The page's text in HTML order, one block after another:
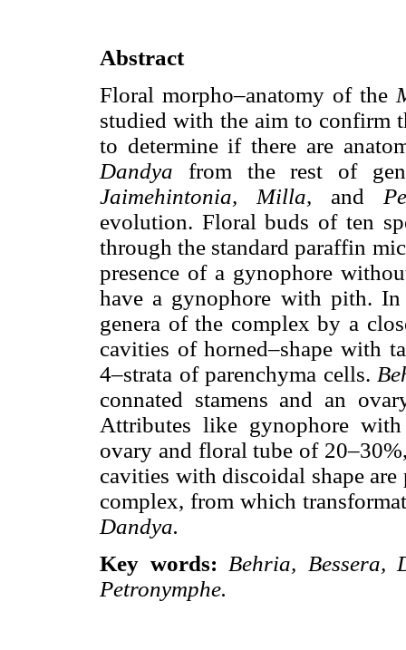
Abstract
Floral morpho–anatomy of the
studied with the aim to confirm
to determine if there are
Dandya from the rest of
Jaimehintonia, Milla, and
evolution. Floral buds of ten
through the standard paraffin
presence of a gynophore
have a gynophore with pith.
genera of the complex by a
cavities of horned–shape with
4–strata of parenchyma cells.
connated stamens and an
Attributes like gynophore
ovary and floral tube of
cavities with discoidal shape
complex, from which
Dandya.
Key words: Behria, Bessera,
Petronymphe.